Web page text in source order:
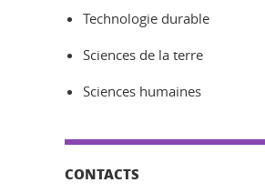
Technologie durable
Sciences de la terre
Sciences humaines
CONTACTS